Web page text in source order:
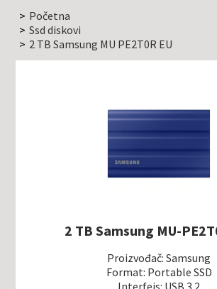
Početna
Ssd diskovi
2 TB Samsung MU PE2T0R EU
2 TB Samsung MU-
Proizvođač: Samsung
Format: Portable SSD
Interfejs: USB 3.2